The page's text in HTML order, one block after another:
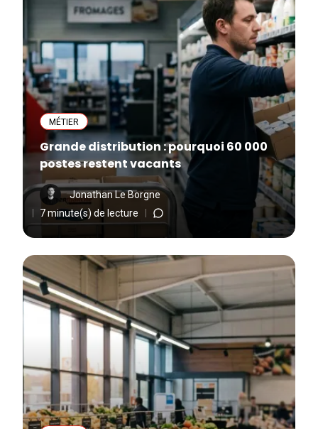
MÉTIER
Grande distribution : pourquoi 60 000
postes restent vacants
Jonathan Le Borgne
7 minute(s) de lecture